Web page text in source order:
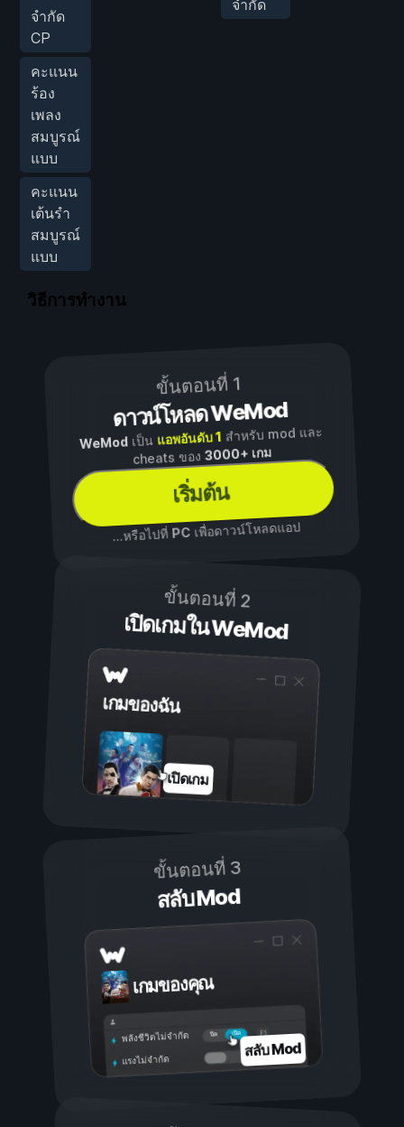
จำกัด
CP
คะแนน
ร้อง
เพลง
สมบูรณ์
แบบ
คะแนน
เต้นรำ
สมบูรณ์
แบบ
จำกัด
วิธีการทำงาน
ขั้นตอนที่ 1
ดาวน์โหลด WeMod
WeModเป็น แอพอันดับ 1 สำหรับ mod และ
cheats ของ3000+ เกม
เริ่มต้น
...หรือไปที่ PCเพื่อดาวน์โหลดแอป
ขั้นตอนที่ 2
เปิดเกมใน WeMod
เกมของฉัน
เปิดเกม
ขั้นตอนที่ 3
สลับ Mod
เกมของคุณ
เปิด
ปิด
พลังชีวิตไม่จำกัด
แรงไม่จำกัด สลับ Mod